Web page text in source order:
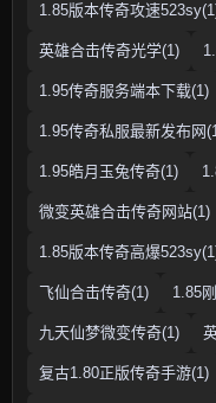
1.85版本传奇攻速
英雄合击传奇光学(1)
1.95传奇服务端本下载(1)
1.95传奇私服最新发布网
1.95皓月玉兔传奇(1)
微变英雄合击传奇网站(1)
1.85版本传奇高爆
飞仙合击传奇(1) 1.85
九天仙梦微变传奇(1)
复古1.80正版传奇手游(1)